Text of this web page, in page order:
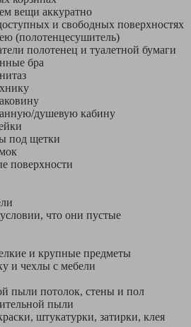
вещи аккуратно
и свободных поверхностях
(полотенцесушитель)
полотенец и туалетной бумаги
бра
душевую кабину
под щетки
поверхности
что они пустые
и крупные предметы
и чехлы с мебели
пыли потолок, стены и пол
пыли
штукатурки, затирки, клея